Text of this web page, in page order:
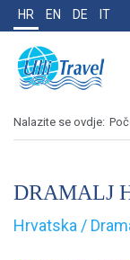
HR EN DE IT
Nalazite se ovdje:
DRAMALJ
Hrvatska /